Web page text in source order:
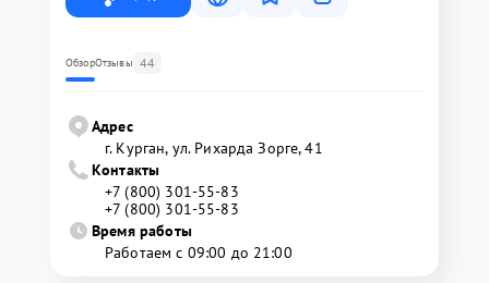
ОбзорОтзывы 44
Адрес
г. Курган, ул. Рихарда Зорге, 41
Контакты
+7 (800) 301-55-83
+7 (800) 301-55-83
Время работы
Работаем с 09:00 до 21:00